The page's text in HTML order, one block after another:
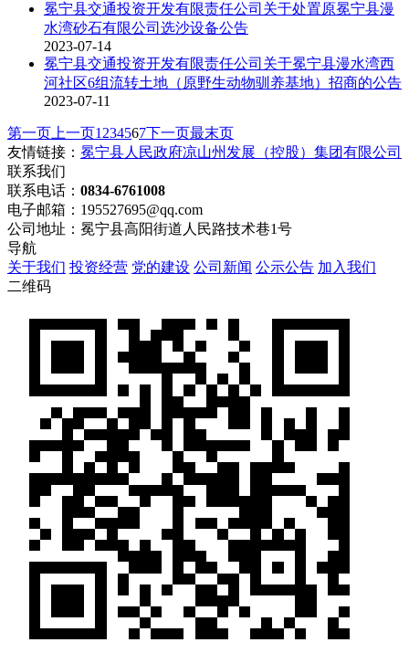
冕宁县交通投资开发有限责任公司关于处置原冕宁县漫
水湾砂石有限公司选沙设备公告
2023-07-14
冕宁县交通投资开发有限责任公司关于冕宁县漫水湾西
河社区6组流转土地（原野生动物驯养基地）招商的公告
2023-07-11
第一页 上一页1 234567下一页最末页
友情链接： 冕宁县人民政府凉山州发展（控股）集团有限公司
联系我们
联系电话： 0834-6761008
电子邮箱：195527695@qq.com
公司地址：冕宁县高阳街道人民路技术巷1号
导航
关于我们 投资经营 党的建设 公司新闻 公示公告 加入我们
二维码